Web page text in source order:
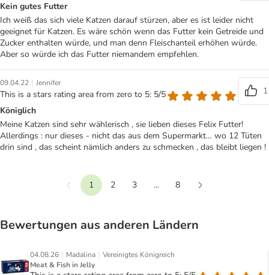
Kein gutes Futter
Ich weiß das sich viele Katzen darauf stürzen, aber es ist leider nicht
geeignet für Katzen. Es wäre schön wenn das Futter kein Getreide und
Zucker enthalten würde, und man denn Fleischanteil erhöhen würde.
Aber so würde ich das Futter niemandem empfehlen.
09.04.22 | Jennifer
This is a stars rating area from zero to 5: 5/5
1
Königlich
Meine Katzen sind sehr wählerisch , sie lieben dieses Felix Futter!
Allerdings : nur dieses - nicht das aus dem Supermarkt… wo 12 Tüten
drin sind , das scheint nämlich anders zu schmecken , das bleibt liegen !
Vorherige
1 2 3 ...
8
Bewertungen aus anderen Ländern
04.08.26 | Madalina | Vereinigtes Königreich
Meat & Fish in Jelly